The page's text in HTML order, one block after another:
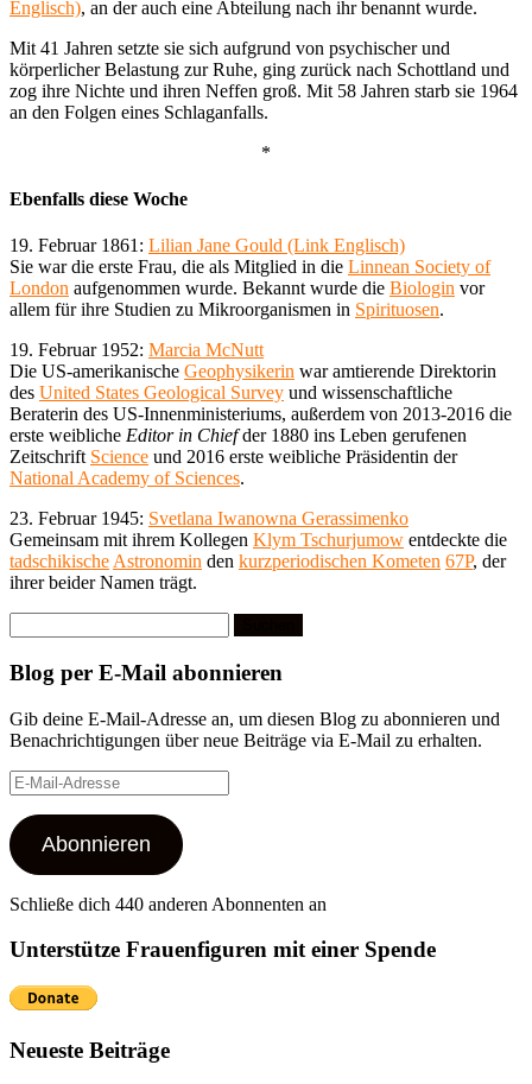
Englisch), an der auch eine Abteilung nach ihr benannt wurde.
Mit 41 Jahren setzte sie sich aufgrund von psychischer und
körperlicher Belastung zur Ruhe, ging zurück nach Schottland und
zog ihre Nichte und ihren Neffen groß. Mit 58 Jahren starb sie 1964
an den Folgen eines Schlaganfalls.
*
Ebenfalls diese Woche
19. Februar 1861: Lilian Jane Gould (Link Englisch)
Sie war die erste Frau, die als Mitglied in die Linnean Society of
London aufgenommen wurde. Bekannt wurde die Biologin vor
allem für ihre Studien zu Mikroorganismen in Spirituosen.
19. Februar 1952: Marcia McNutt
Die US-amerikanische Geophysikerin war amtierende Direktorin
des United States Geological Survey und wissenschaftliche
Beraterin des US-Innenministeriums, außerdem von 2013-2016 die
erste weibliche Editor in Chiefder 1880 ins Leben gerufenen
Zeitschrift Science und 2016 erste weibliche Präsidentin der
National Academy of Sciences.
23. Februar 1945: Svetlana Iwanowna Gerassimenko
Gemeinsam mit ihrem Kollegen Klym Tschurjumow entdeckte die
tadschikische Astronomin den kurzperiodischen Kometen 67P, der
ihrer beider Namen trägt.
nach:
Blog per E-Mail abonnieren
Gib deine E-Mail-Adresse an, um diesen Blog zu abonnieren und
Benachrichtigungen über neue Beiträge via E-Mail zu erhalten.
E-
Mail-
Adresse
Abonnieren
Schließe dich 440 anderen Abonnenten an
Unterstütze Frauenfiguren mit einer Spende
Neueste Beiträge